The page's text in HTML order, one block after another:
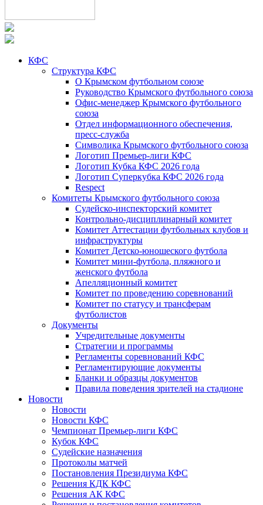
КФС
Структура КФС
О Крымском футбольном союзе
Руководство Крымского футбольного союза
Офис-менеджер Крымского футбольного
союза
Отдел информационного обеспечения,
пресс-служба
Символика Крымского футбольного союза
Логотип Премьер-лиги КФС
Логотип Кубка КФС 2026 года
Логотип Суперкубка КФС 2026 года
Respect
Комитеты Крымского футбольного союза
Судейско-инспекторский комитет
Контрольно-дисциплинарный комитет
Комитет Аттестации футбольных клубов и
инфраструктуры
Комитет Детско-юношеского футбола
Комитет мини-футбола, пляжного и
женского футбола
Апелляционный комитет
Комитет по проведению соревнований
Комитет по статусу и трансферам
футболистов
Документы
Учредительные документы
Стратегии и программы
Регламенты соревнований КФС
Регламентирующие документы
Бланки и образцы документов
Правила поведения зрителей на стадионе
Новости
Новости
Новости КФС
Чемпионат Премьер-лиги КФС
Кубок КФС
Судейские назначения
Протоколы матчей
Постановления Президиума КФС
Решения КДК КФС
Решения АК КФС